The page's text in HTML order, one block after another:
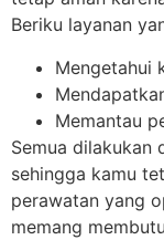
Beriku layanan
Mengetahui
Memantau
Semua dilakukan
sehingga kamu
perawatan yang
memang